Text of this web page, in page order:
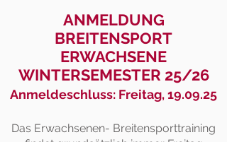
ANMELDUNG
BREITENSPORT
ERWACHSENE
WINTERSEMESTER 25/26
Anmeldeschluss: Freitag, 19.09.25
Das Erwachsenen- Breitensporttraining